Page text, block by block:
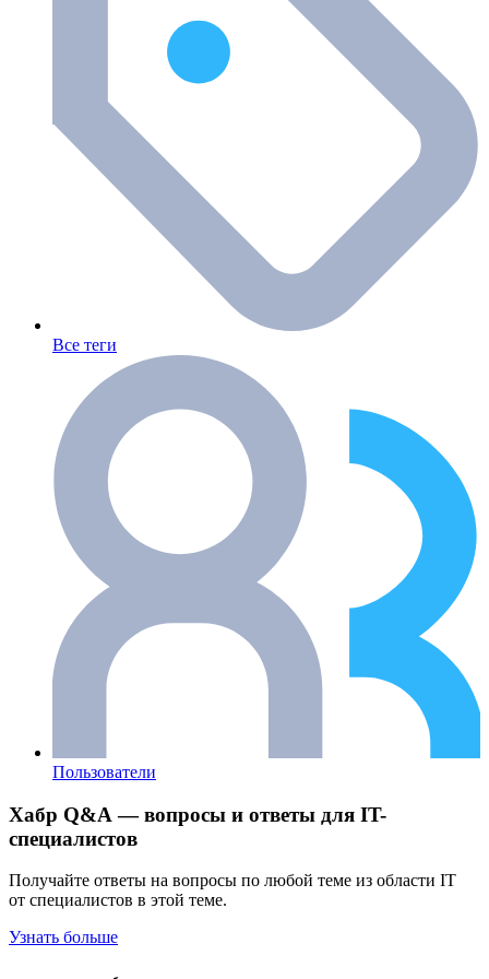
Все теги
Пользователи
Хабр Q&A — вопросы и ответы для IT-
специалистов
Получайте ответы на вопросы по любой теме из области IT
от специалистов в этой теме.
Узнать больше